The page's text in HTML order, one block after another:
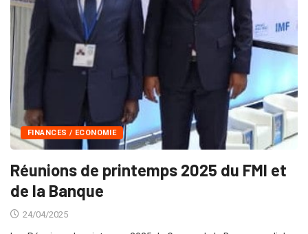
FINANCES / ECONOMIE
Réunions de printemps 2025 du FMI et
de la Banque
24/04/2025